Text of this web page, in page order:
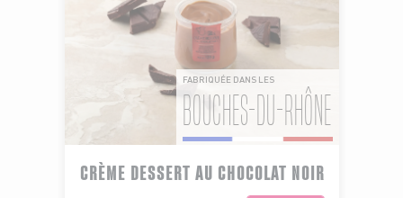
FABRIQUÉE DANS LES
BOUCHES-DU-RHÔNE
CRÈME DESSERT AU CHOCOLAT NOIR